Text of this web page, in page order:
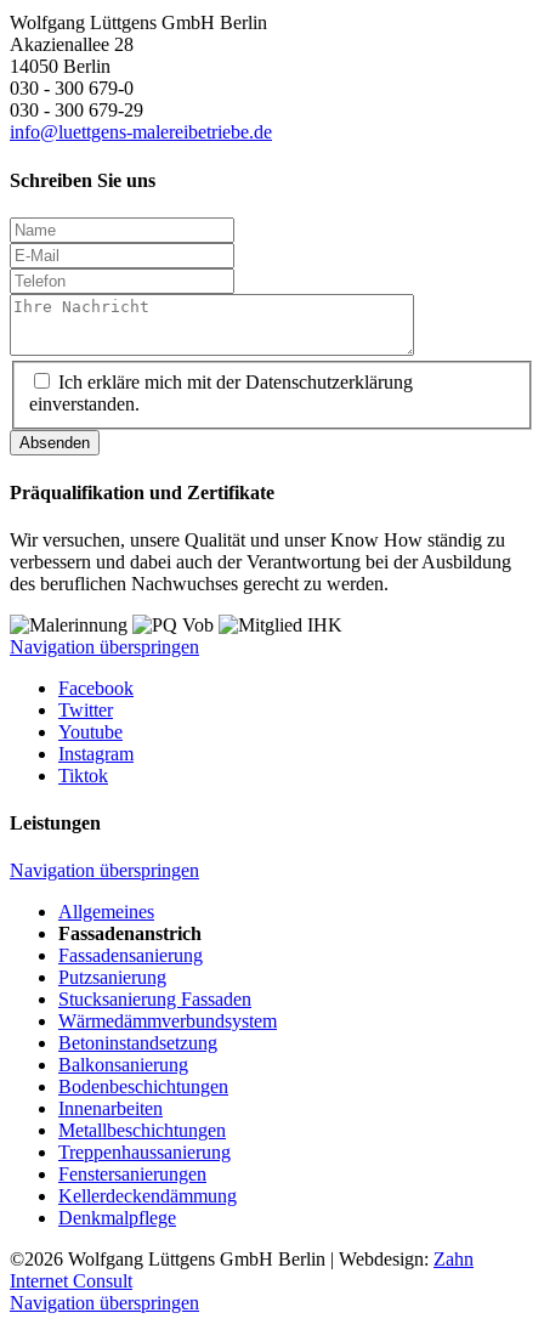
Wolfgang Lüttgens GmbH Berlin
Akazienallee 28
14050 Berlin
030 - 300 679-0
030 - 300 679-29
info@luettgens-malereibetriebe.de
Schreiben Sie uns
Ich erkläre mich mit der Datenschutzerklärung
einverstanden.
Absenden
Präqualifikation und Zertifikate
Wir versuchen, unsere Qualität und unser Know How ständig zu
verbessern und dabei auch der Verantwortung bei der Ausbildung
des beruflichen Nachwuchses gerecht zu werden.
Navigation überspringen
Facebook
Twitter
Youtube
Instagram
Tiktok
Leistungen
Navigation überspringen
Allgemeines
Fassadenanstrich
Fassadensanierung
Putzsanierung
Stucksanierung Fassaden
Wärmedämmverbundsystem
Betoninstandsetzung
Balkonsanierung
Bodenbeschichtungen
Innenarbeiten
Metallbeschichtungen
Treppenhaussanierung
Fenstersanierungen
Kellerdeckendämmung
Denkmalpflege
©2026 Wolfgang Lüttgens GmbH Berlin | Webdesign: Zahn
Internet Consult
Navigation überspringen